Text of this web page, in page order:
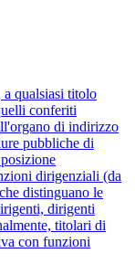
qualsiasi titolo
conferiti
di indirizzo
pubbliche di
dirigenziali (da
distinguano le
dirigenti
titolari di
con funzioni